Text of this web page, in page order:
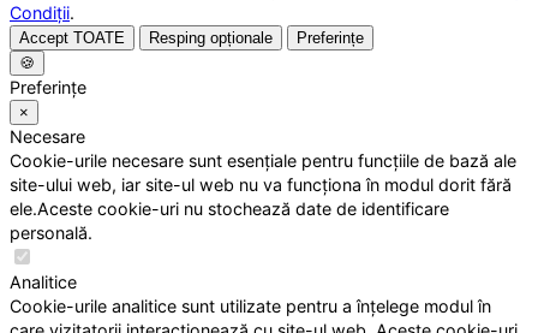
Condiții.
Accept TOATE Resping opționale
Preferințe
🍪
Preferințe
×
Necesare
Cookie-urile necesare sunt esențiale pentru funcțiile de bază ale
site-ului web, iar site-ul web nu va funcționa în modul dorit fără
ele.Aceste cookie-uri nu stochează date de identificare
personală.
Analitice
Cookie-urile analitice sunt utilizate pentru a înțelege modul în